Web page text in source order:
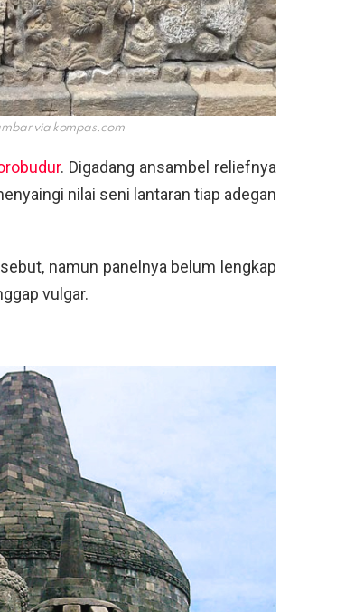
via kompas.com
. Digadang ansambel reliefnya
nilai seni lantaran tiap adegan
namun panelnya belum lengkap
vulgar.